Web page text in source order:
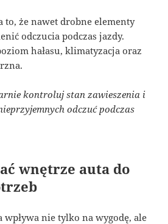
to, że nawet drobne elementy
odczucia podczas jazdy.
hałasu, klimatyzacja oraz
kontroluj stan zawieszenia i
odczuć podczas
wnętrze auta do
nie tylko na wygodę, ale